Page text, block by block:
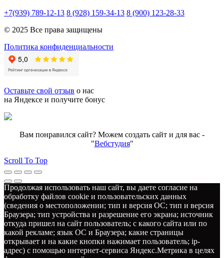
+7(939) 789-12-13 8 (928) 159-34-13 8 (900) 123-28-33
© 2025 Все права защищены
Политика конфиденциальности
Оставьте свой отзыв о нас
на Яндексе и получите бонус
Вам понравился сайт? Можем создать сайт и для вас -
"Вебстудия"
Scroll To Top
Продолжая использовать наш сайт, вы даете согласие на
обработку файлов cookie и пользовательских данных
(сведения о местоположении; тип и версия ОС; тип и версия
Браузера; тип устройства и разрешение его экрана; источник
откуда пришел на сайт пользователь; с какого сайта или по
какой рекламе; язык ОС и Браузера; какие страницы
открывает и на какие кнопки нажимает пользователь; ip-
адрес) с помощью интернет-сервиса Яндекс.Метрика в целях